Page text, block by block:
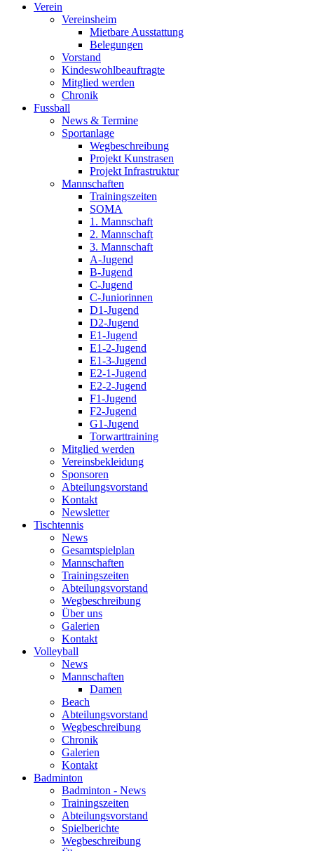
Verein
Vereinsheim
Mietbare Ausstattung
Belegungen
Vorstand
Kindeswohlbeauftragte
Mitglied werden
Chronik
Fussball
News & Termine
Sportanlage
Wegbeschreibung
Projekt Kunstrasen
Projekt Infrastruktur
Mannschaften
Trainingszeiten
SOMA
1. Mannschaft
2. Mannschaft
3. Mannschaft
A-Jugend
B-Jugend
C-Jugend
C-Juniorinnen
D1-Jugend
D2-Jugend
E1-Jugend
E1-2-Jugend
E1-3-Jugend
E2-1-Jugend
E2-2-Jugend
F1-Jugend
F2-Jugend
G1-Jugend
Torwarttraining
Mitglied werden
Vereinsbekleidung
Sponsoren
Abteilungsvorstand
Kontakt
Newsletter
Tischtennis
News
Gesamtspielplan
Mannschaften
Trainingszeiten
Abteilungsvorstand
Wegbeschreibung
Über uns
Galerien
Kontakt
Volleyball
News
Mannschaften
Damen
Beach
Abteilungsvorstand
Wegbeschreibung
Chronik
Galerien
Kontakt
Badminton
Badminton - News
Trainingszeiten
Abteilungsvorstand
Spielberichte
Wegbeschreibung